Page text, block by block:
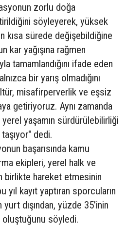
zorlu doğa
söyleyerek, yüksek
kısa sürede değişebildiğine
kar yağışına rağmen
tamamlandığını ifade eden
bir yarış olmadığını
misafirperverlik ve eşsiz
getiriyoruz. Aynı zamanda
yaşamın sürdürülebilirliği
dedi.
başarısında kamu
ekipleri, yerel halk ve
birlikte hareket etmesinin
yıl kayıt yaptıran sporcuların
dışından, yüzde 35’inin
oluştuğunu söyledi.